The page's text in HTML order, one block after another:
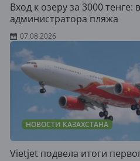
Вход к озеру за 3000
администратора пляжа
07.08.2026
НОВОСТИ КАЗАХСТАНА
Vietjet подвела итоги